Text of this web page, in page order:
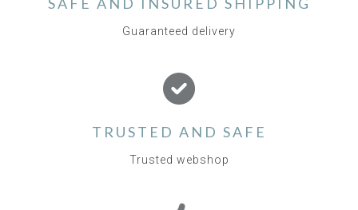
Guaranteed delivery
TRUSTED AND SAFE
Trusted webshop